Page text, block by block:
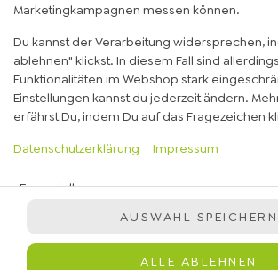
Marketingkampagnen messen können.
Du kannst der Verarbeitung widersprechen,
ablehnen" klickst. In diesem Fall sind
Funktionalitäten im Webshop stark
Einstellungen kannst du jederzeit ändern.
erfährst Du, indem Du auf das Fragezeichen
Datenschutzerklärung
Impressum
Essenziell
Statistiken
AUSWAHL SPEICHERN
ALLE ABLEHNEN